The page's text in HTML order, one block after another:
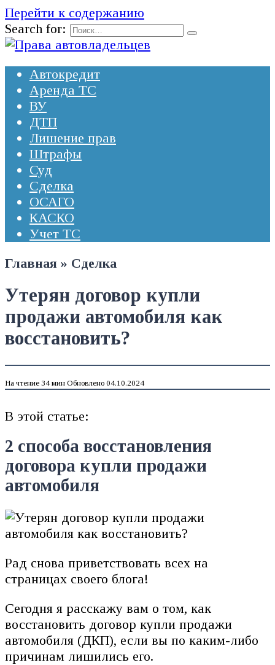
Перейти к содержанию
Search for:
Автокредит
Аренда ТС
ВУ
ДТП
Лишение прав
Штрафы
Суд
Сделка
ОСАГО
КАСКО
Учет ТС
Главная » Сделка
Утерян договор купли
продажи автомобиля как
восстановить?
На чтение 34 мин Обновлено 04.10.2024
В этой статье:
2 способа восстановления
договора купли продажи
автомобиля
Рад снова приветствовать всех на
страницах своего блога!
Сегодня я расскажу вам о том, как
восстановить договор купли продажи
автомобиля (ДКП), если вы по каким-либо
причинам лишились его.